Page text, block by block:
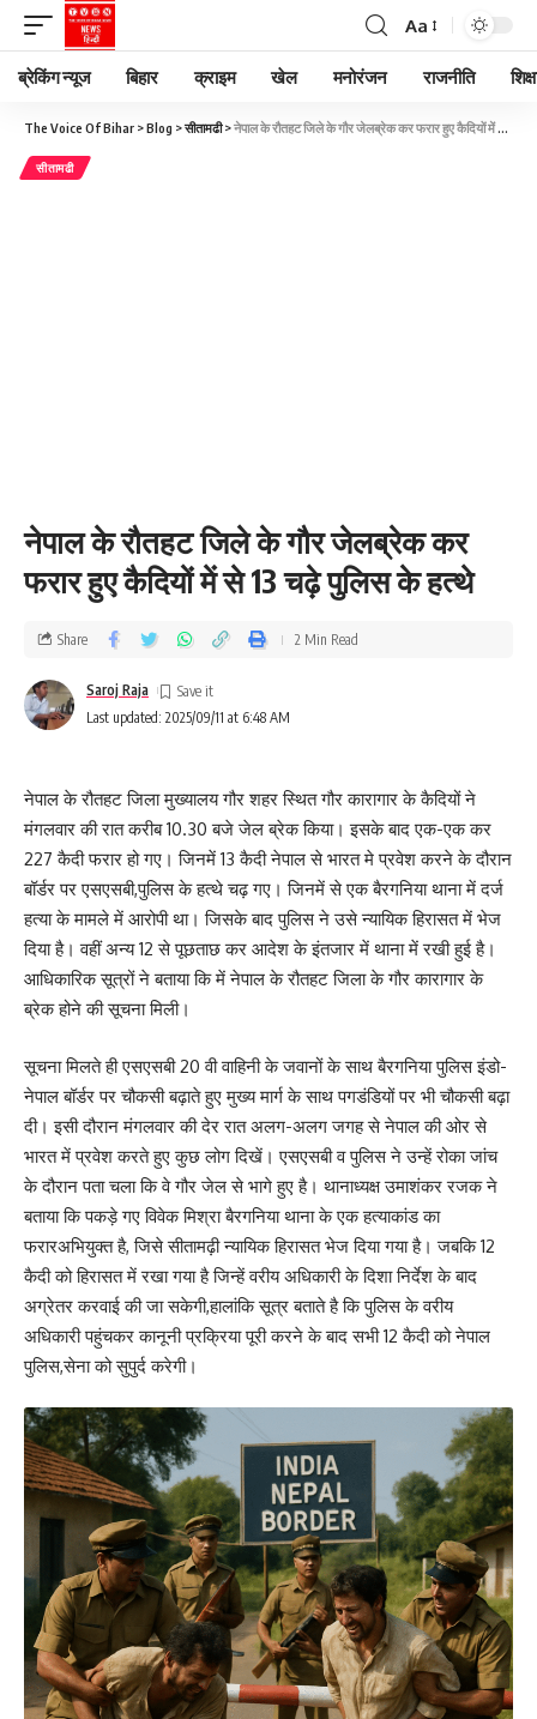
Aa
ब्रेकिंग न्यूज बिहार क्राइम खेल मनोरंजन राजनीति
The Voice Of Bihar >Blog >सीतामढी>नेपाल के रौतहट जिले के गौर जेलब्रेक कर फरार हुए कैदियों में से 13 चढ़े पुलिस के हत्थे
सीतामढी
नेपाल के रौतहट जिले के गौर जेलब्रेक कर
फरार हुए कैदियों में से 13 चढ़े पुलिस के हत्थे
Last updated: 2025/09/11 at 6:48 AM
Saroj Raja
Share 2 Min Read
नेपाल के रौतहट जिला मुख्यालय गौर शहर स्थित गौर कारागार के कैदियों ने
मंगलवार की रात करीब 10.30 बजे जेल ब्रेक किया। इसके बाद एक-एक कर
227 कैदी फरार हो गए। जिनमें 13 कैदी नेपाल से भारत मे प्रवेश करने के दौरान
बॉर्डर पर एसएसबी,पुलिस के हत्थे चढ़ गए। जिनमें से एक बैरगनिया थाना में दर्ज
हत्या के मामले में आरोपी था। जिसके बाद पुलिस ने उसे न्यायिक हिरासत में भेज
दिया है। वहीं अन्य 12 से पूछताछ कर आदेश के इंतजार में थाना में रखी हुई है।
आधिकारिक सूत्रों ने बताया कि में नेपाल के रौतहट जिला के गौर कारागार के
ब्रेक होने की सूचना मिली।
सूचना मिलते ही एसएसबी 20 वी वाहिनी के जवानों के साथ बैरगनिया पुलिस इंडो-
नेपाल बॉर्डर पर चौकसी बढ़ाते हुए मुख्य मार्ग के साथ पगडंडियों पर भी चौकसी बढ़ा
दी। इसी दौरान मंगलवार की देर रात अलग-अलग जगह से नेपाल की ओर से
भारत में प्रवेश करते हुए कुछ लोग दिखें। एसएसबी व पुलिस ने उन्हें रोका जांच
के दौरान पता चला कि वे गौर जेल से भागे हुए है। थानाध्यक्ष उमाशंकर रजक ने
बताया कि पकड़े गए विवेक मिश्रा बैरगनिया थाना के एक हत्याकांड का
फरारअभियुक्त है, जिसे सीतामढ़ी न्यायिक हिरासत भेज दिया गया है। जबकि 12
कैदी को हिरासत में रखा गया है जिन्हें वरीय अधिकारी के दिशा निर्देश के बाद
अग्रेतर करवाई की जा सकेगी,हालांकि सूत्र बताते है कि पुलिस के वरीय
अधिकारी पहुंचकर कानूनी प्रक्रिया पूरी करने के बाद सभी 12 कैदी को नेपाल
पुलिस,सेना को सुपुर्द करेगी।